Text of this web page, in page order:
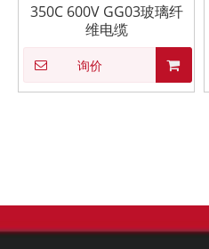
350C 600V GG03玻璃纤
维电缆
询价